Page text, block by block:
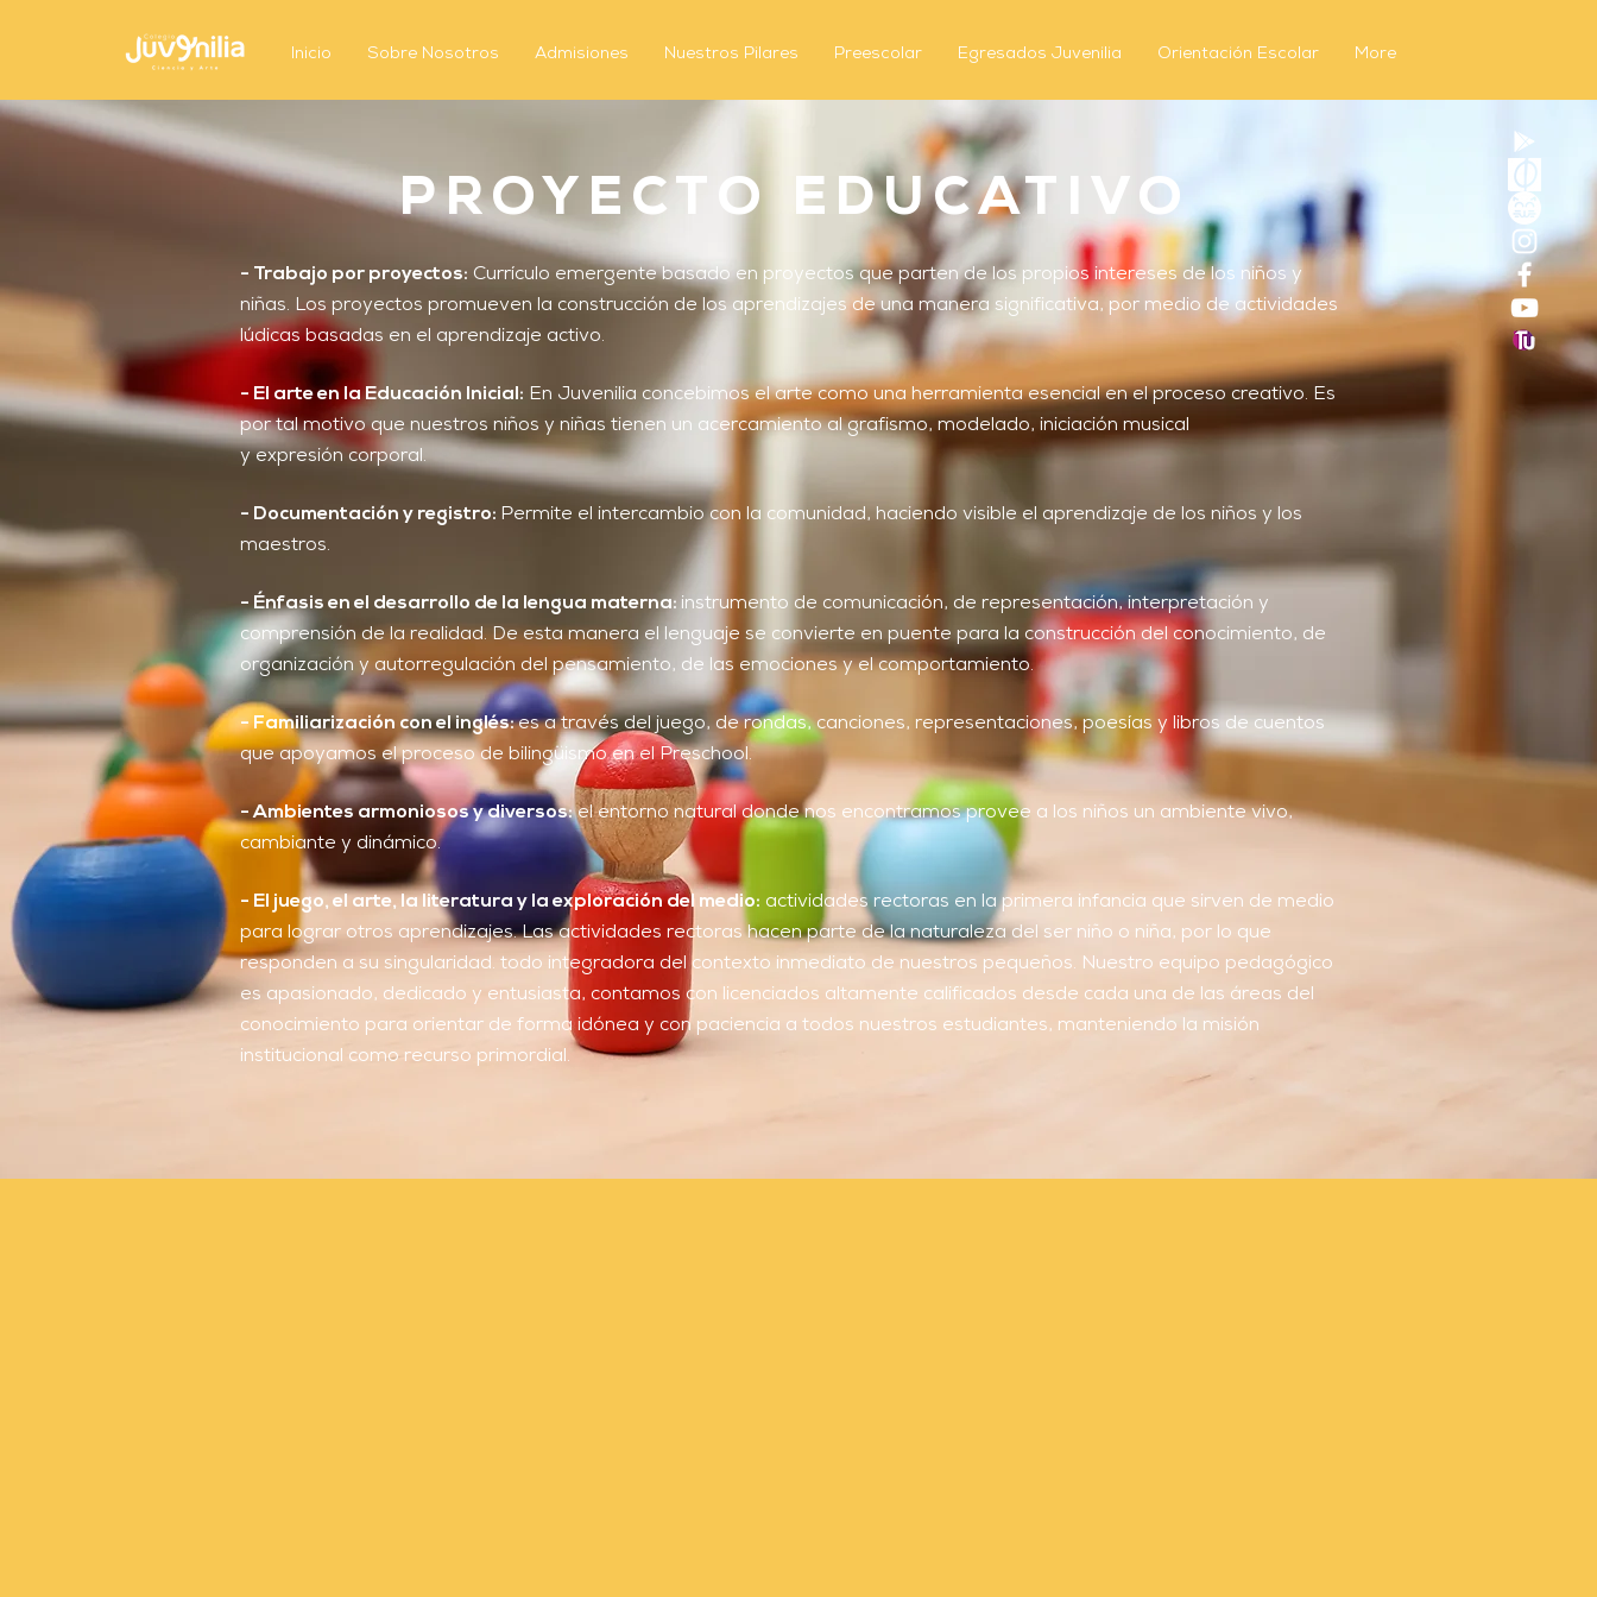
Inicio Sobre Nosotros Admisiones Nuestros Pilares Preescolar Egresados Juvenilia Orientación Escolar More
PROYECTO EDUCATIVO
- Trabajo por proyectos: Currículo emergente basado en proyectos que parten de los propios intereses de los niños y
niñas. Los proyectos promueven la construcción de los aprendizajes de una manera significativa, por medio de actividades
lúdicas basadas en el aprendizaje activo.
- El arte en la Educación Inicial: En Juvenilia concebimos el arte como una herramienta esencial en el proceso creativo. Es
por tal motivo que nuestros niños y niñas tienen un acercamiento al grafismo, modelado, iniciación musical
y expresión corporal.
- Documentación y registro: Permite el intercambio con la comunidad, haciendo visible el aprendizaje de los niños y los
maestros.
- Énfasis en el desarrollo de la lengua materna: instrumento de comunicación, de representación, interpretación y
comprensión de la realidad. De esta manera el lenguaje se convierte en puente para la construcción del conocimiento, de
organización y autorregulación del pensamiento, de las emociones y el comportamiento.
- Familiarización con el inglés:es a través del juego, de rondas, canciones, representaciones, poesías y libros de cuentos
que apoyamos el proceso de bilingüismo en el Preschool.
- Ambientes armoniosos y diversos:el entorno natural donde nos encontramos provee a los niños un ambiente vivo,
cambiante y dinámico.
- El juego, el arte, la literatura y la exploración del medio: actividades rectoras en la primera infancia que sirven de medio
para lograr otros aprendizajes. Las actividades rectoras hacen parte de la naturaleza del ser niño o niña, por lo que
responden a su singularidad. todo integradora del contexto inmediato de nuestros pequeños. Nuestro equipo pedagógico
es apasionado, dedicado y entusiasta, contamos con licenciados altamente calificados desde cada una de las áreas del
conocimiento para orientar de forma idónea y con paciencia a todos nuestros estudiantes, manteniendo la misión
institucional como recurso primordial.